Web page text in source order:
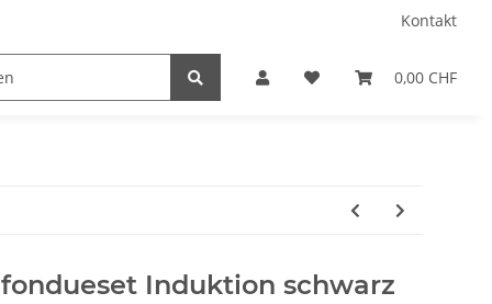
Kontakt
0,00 CHF
Induktion schwarz